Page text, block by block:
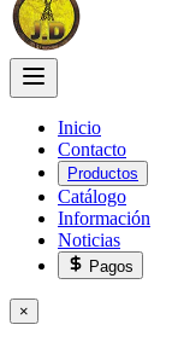
Inicio
Contacto
Productos
Catálogo
Información
Noticias
Pagos
×